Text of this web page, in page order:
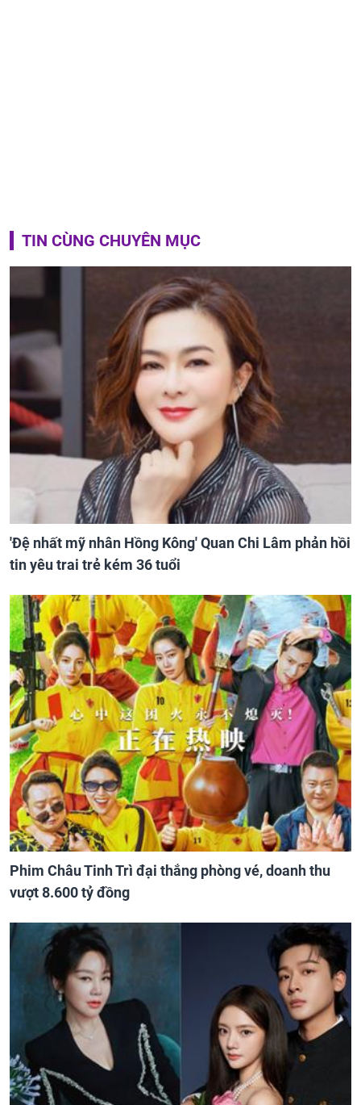
TIN CÙNG CHUYÊN MỤC
'Đệ nhất mỹ nhân Hồng Kông' Quan Chi Lâm phản hồi
tin yêu trai trẻ kém 36 tuổi
Phim Châu Tinh Trì đại thắng phòng vé, doanh thu
vượt 8.600 tỷ đồng